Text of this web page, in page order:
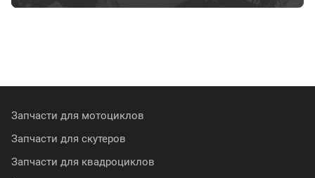
Запчасти для мотоциклов
Запчасти для скутеров
Запчасти для квадроциклов